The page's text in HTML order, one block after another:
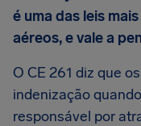
é uma das leis
aéreos, e vale a
O CE 261 diz que
indenização
responsável por